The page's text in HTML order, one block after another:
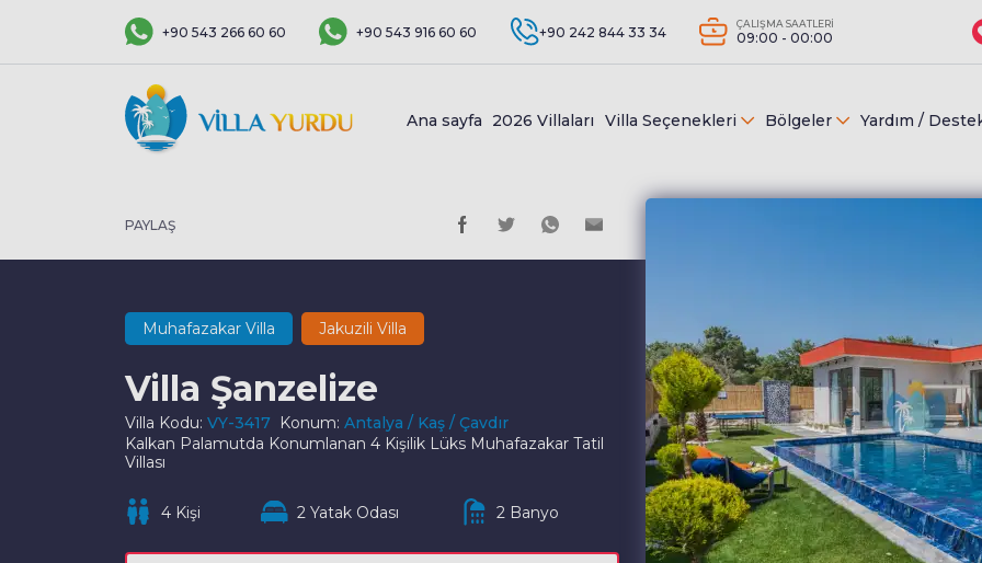
+90 543 266 60 60 +90 543 916 60 60 +90 242 844 33 34 ÇALIŞMA SAATLERİ
09:00 - 00:00
Ana sayfa 2026 Villaları Villa Seçenekleri Bölgeler Yardım /
PAYLAŞ
Muhafazakar Villa Jakuzili Villa
Villa Şanzelize
Villa Kodu: VY-3417 Konum: Antalya / Kaş / Çavdır
Kalkan Palamutda Konumlanan 4 Kişilik Lüks Muhafazakar Tatil
Villası
4 Kişi 2 Yatak Odası 2 Banyo